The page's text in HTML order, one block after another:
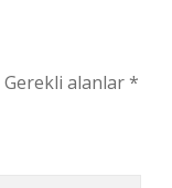
Gerekli alanlar*